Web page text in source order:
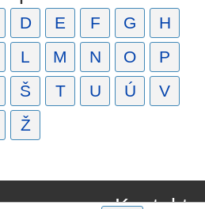
D E F G
H
L M N O
P
Š T U Ú
V
Ž